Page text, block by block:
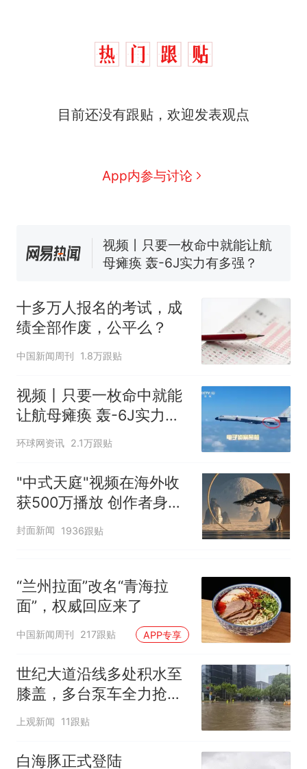
目前还没有跟贴，欢迎发表观点
App内参与讨论
新 全球唯一没有法定首都的国
家，刚改国名，总统就邀请中
了……
视频丨只要一枚命中就能让航
母瘫痪 轰-6J实力有多强？
电力部门回应
台风"白海豚"登陆 中心附近最
大风力14级
热 十多万人报名的考试，成绩
十多万人报名的考试，成
绩全部作废，公平么？
中国新闻周刊 1.8万跟贴
视频丨只要一枚命中就能
让航母瘫痪 轰-6J实力有
多强？
环球网资讯 2.1万跟贴
"中式天庭"视频在海外收
获500万播放 创作者身份
披露
封面新闻 1936跟贴
“兰州拉面”改名“青海拉
面”，权威回应来了
中国新闻周刊 217跟贴 APP专享
世纪大道沿线多处积水至
膝盖，多台泵车全力抢
排，建议市民尽量避免附
上观新闻 11跟贴
白海豚正式登陆